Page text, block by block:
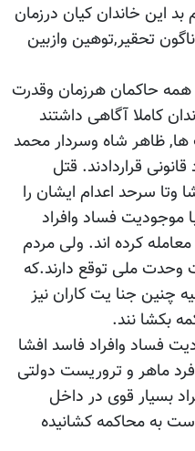
این خاندان کیان درزمان
تحقیر,توهین وازبین
همه حاکمان هرزمان وقدرت
کاملا آگاهی داشتند
ها, ظاهر شاه وسردار محمد
قراردادند. قتل
وتا سرحد اعدام ایشان را
موجودیت فساد وافراد
کرده اند. ولی مردم
وحدت ملی توقع دارند.که
چنین جنا یت کاران نیز
بکشا نند.
فساد وافراد فاسد افشا
ماهر و تروریست دولتی
بسیار قوی در داخل
به محاکمه کشانیده